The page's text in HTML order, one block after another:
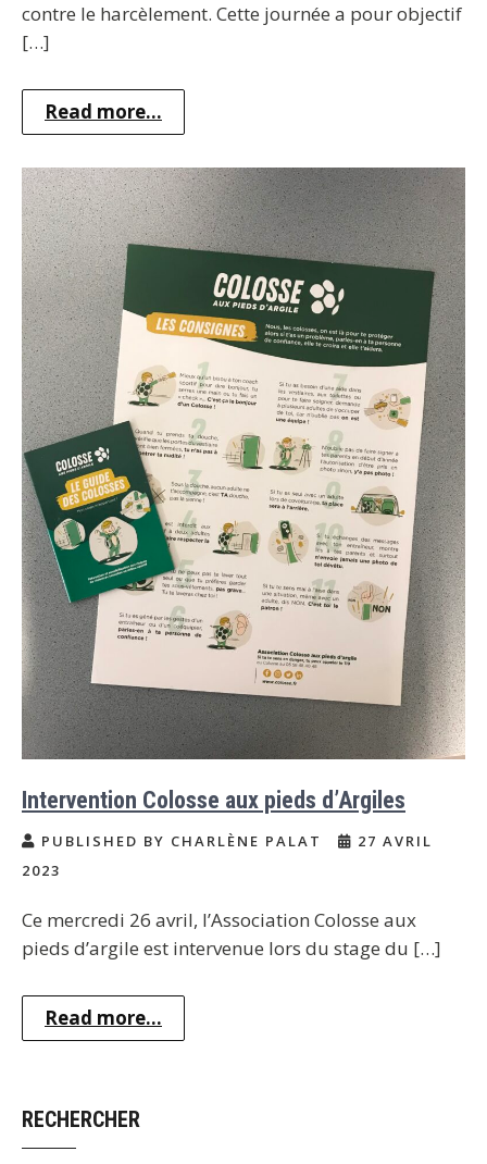
contre le harcèlement. Cette journée a pour objectif
[…]
Read more...
Intervention Colosse aux pieds d’Argiles
PUBLISHED BY CHARLÈNE PALAT
27 AVRIL
2023
Ce mercredi 26 avril, l’Association Colosse aux
pieds d’argile est intervenue lors du stage du […]
Read more...
RECHERCHER